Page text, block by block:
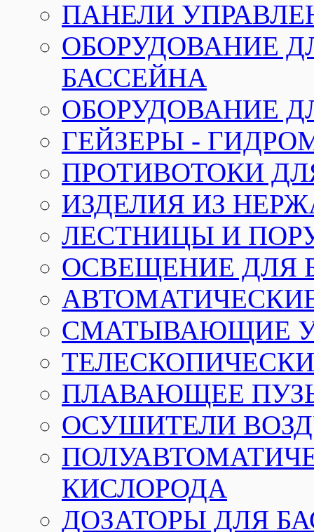
ПАНЕЛИ
ОБОРУДОВАНИЕ
БАССЕЙНА
ОБОРУДОВАНИЕ
ГЕЙЗЕРЫ -
ПРОТИВОТОКИ
ИЗДЕЛИЯ ИЗ
ЛЕСТНИЦЫ И
ОСВЕЩЕНИЕ ДЛЯ
СМАТЫВАЮЩИЕ
ПЛАВАЮЩЕЕ
ОСУШИТЕЛИ
КИСЛОРОДА
ДОЗАТОРЫ ДЛЯ